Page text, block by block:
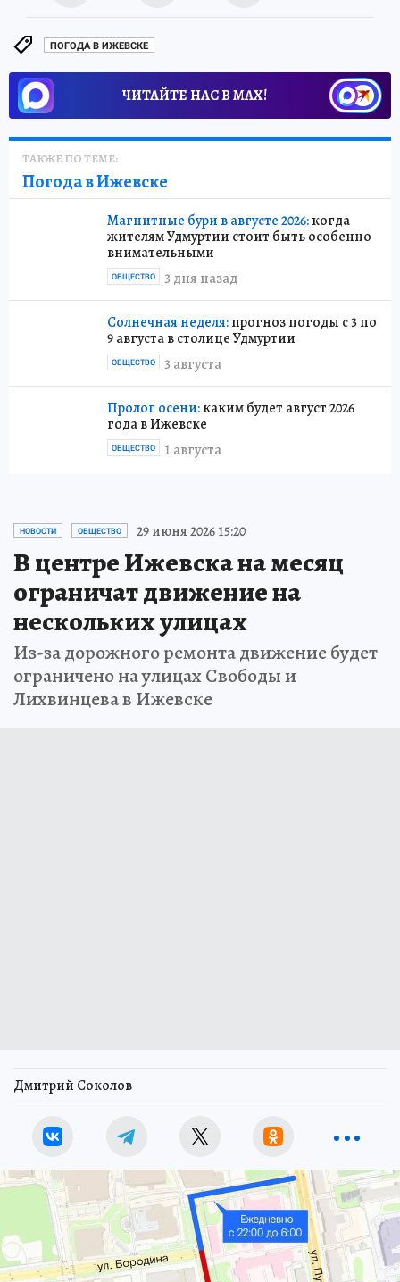
ПОГОДА В ИЖЕВСКЕ
ЧИТАЙТЕ НАС В МАХ!
ТАКЖЕ ПО ТЕМЕ:
Погода в Ижевске
Магнитные бури в августе 2026:когда
жителям Удмуртии стоит быть особенно
внимательными
3 дня назад
ОБЩЕСТВО
Солнечная неделя:прогноз погоды с 3 по
9 августа в столице Удмуртии
3 августа
ОБЩЕСТВО
Пролог осени:каким будет август 2026
года в Ижевске
1 августа
ОБЩЕСТВО
НОВОСТИ ОБЩЕСТВО 29 июня 2026 15:20
В центре Ижевска на месяц
ограничат движение на
нескольких улицах
Из-за дорожного ремонта движение будет
ограничено на улицах Свободы и
Лихвинцева в Ижевске
Дмитрий Соколов